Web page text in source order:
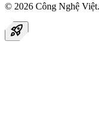
© 2026 Công Nghệ Việt
rocket_launch